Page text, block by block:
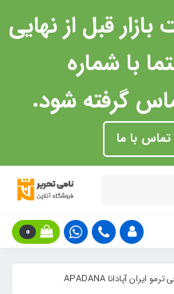
قبل از نهایی
با شماره
تماس گرفته شود.
تماس با ما
0